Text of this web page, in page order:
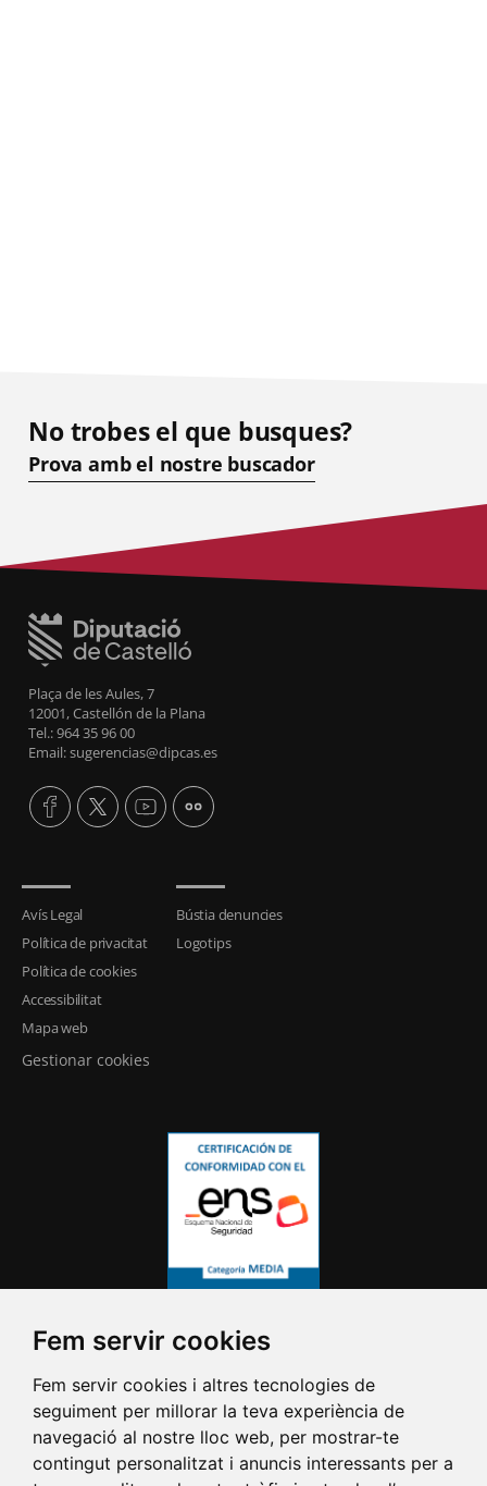
Fem servir cookies
Fem servir cookies i altres tecnologies de
seguiment per millorar la teva experiència de
navegació al nostre lloc web, per mostrar-te
contingut personalitzat i anuncis interessants per a
No trobes el que busques?
Prova amb el nostre buscador
Plaça de les Aules, 7
12001, Castellón de la Plana
Tel.: 964 35 96 00
Email: sugerencias@dipcas.es
Avís Legal
Política de privacitat
Política de cookies
Accessibilitat
Mapa web
Gestionar cookies
Bústia denuncies
Logotips